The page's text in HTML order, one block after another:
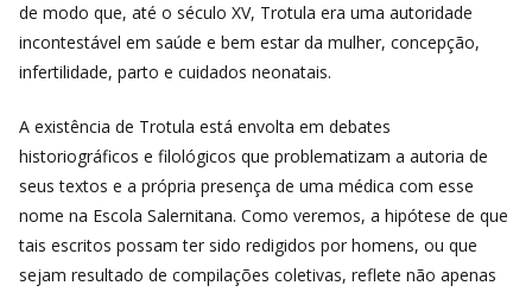
de modo que, até o século XV, Trotula era uma autoridade
incontestável em saúde e bem estar da mulher, concepção,
infertilidade, parto e cuidados neonatais.
A existência de Trotula está envolta em debates
historiográficos e filológicos que problematizam a autoria de
seus textos e a própria presença de uma médica com esse
nome na Escola Salernitana. Como veremos, a hipótese de que
tais escritos possam ter sido redigidos por homens, ou que
sejam resultado de compilações coletivas, reflete não apenas